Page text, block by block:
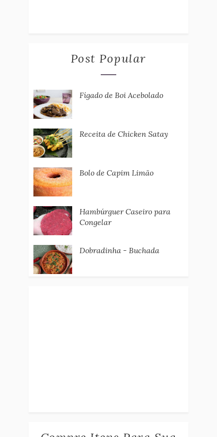
Post Popular
Fígado de Boi Acebolado
Receita de Chicken Satay
Bolo de Capim Limão
Hambúrguer Caseiro para
Congelar
Dobradinha - Buchada